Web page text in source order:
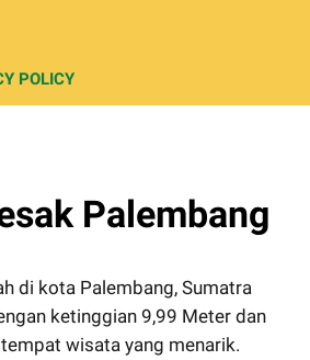
POLICY
Palembang
di kota Palembang, Sumatra
ketinggian 9,99 Meter dan
wisata yang menarik.